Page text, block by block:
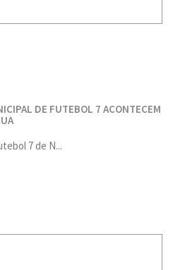
DE FUTEBOL 7 ACONTECEM
7 de N...